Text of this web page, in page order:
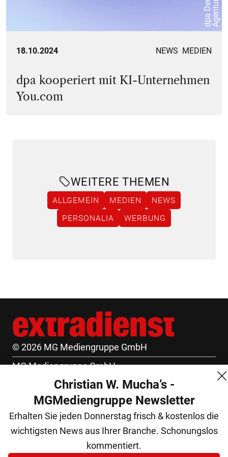
18.10.2024 NEWS MEDIEN
dpa kooperiert mit KI-Unternehmen
You.com
WEITERE THEMEN
ALLGEMEIN MEDIEN
NEWS
PERSONALIA
WERBUNG
© 2026 MG Mediengruppe GmbH
MG Mediengruppe GmbH
Burgring 1/7
1010 Wien
+43 (1) 522 14 14
office@mgmedien.at
Christian W. Mucha’s -
MGMediengruppe Newsletter
Erhalten Sie jeden Donnerstag frisch & kostenlos die
wichtigsten News aus Ihrer Branche. Schonungslos
kommentiert.